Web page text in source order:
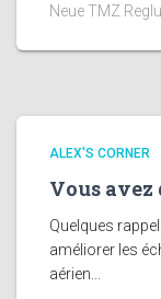
Neue TMZ
ALEX'S CORNER
Vous
Quelques
améliorer les
aérien...